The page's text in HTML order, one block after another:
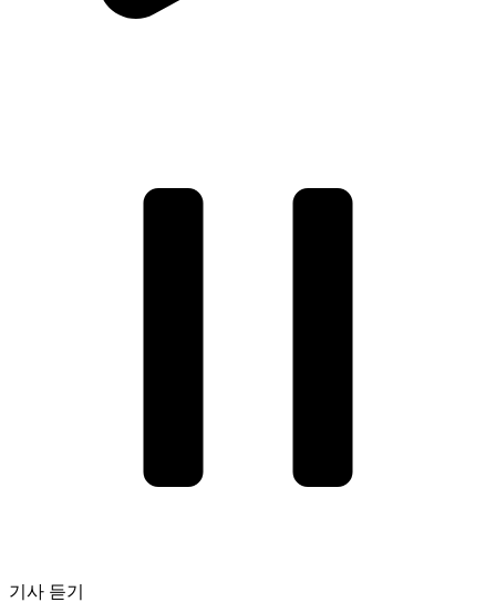
기사 듣기